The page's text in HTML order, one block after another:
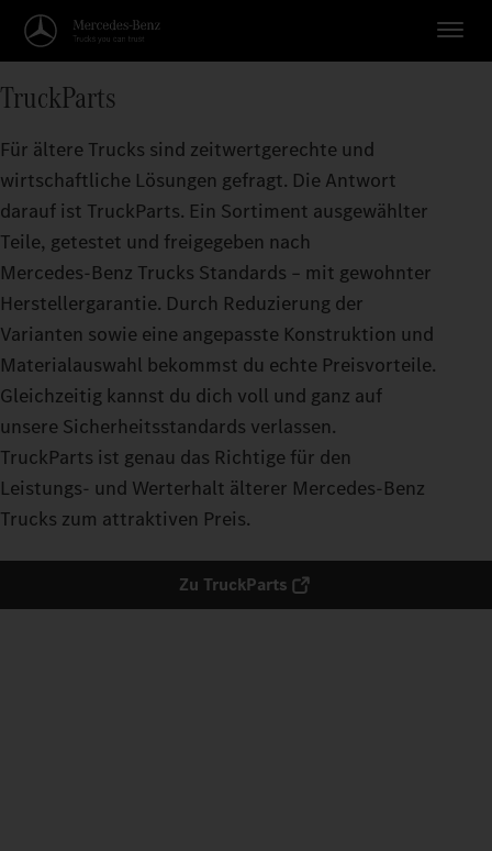
TruckParts
Für ältere Trucks sind zeitwertgerechte und
wirtschaftliche Lösungen gefragt. Die Antwort
darauf ist TruckParts. Ein Sortiment ausgewählter
Teile, getestet und freigegeben nach
Mercedes‑Benz Trucks Standards – mit gewohnter
Herstellergarantie. Durch Reduzierung der
Varianten sowie eine angepasste Konstruktion und
Materialauswahl bekommst du echte Preisvorteile.
Gleichzeitig kannst du dich voll und ganz auf
unsere Sicherheitsstandards verlassen.
TruckParts ist genau das Richtige für den
Leistungs- und Werterhalt älterer Mercedes‑Benz
Trucks zum attraktiven Preis.​
Zu TruckParts